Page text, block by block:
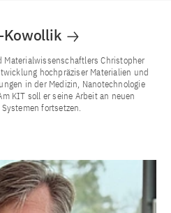
Kowollik
Materialwissenschaftlers Christopher
hochpräziser Materialien und
in der Medizin, Nanotechnologie
KIT soll er seine Arbeit an neuen
fortsetzen.